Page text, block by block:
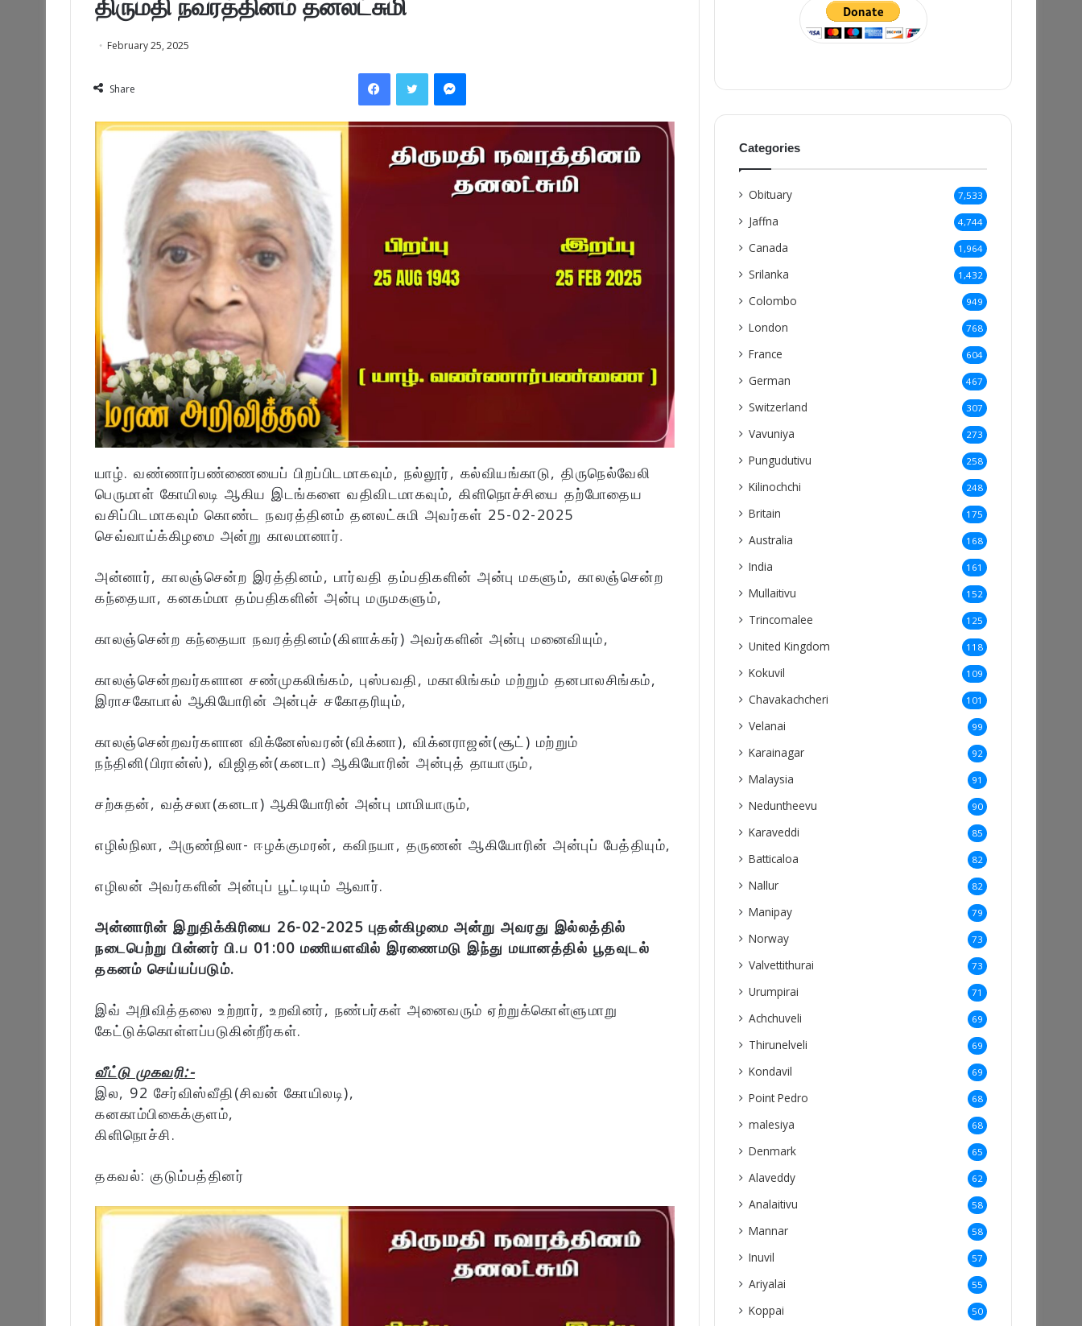
திருமதி நவரத்தினம் தனலட்சுமி
February 25, 2025
Share
FacebookTwitter Messenger
யாழ். வண்ணார்பண்ணையைப் பிறப்பிடமாகவும், நல்லூர், கல்வியங்காடு, திருநெல்வேலி
பெருமாள் கோயிலடி ஆகிய இடங்களை வதிவிடமாகவும், கிளிநொச்சியை தற்போதைய
வசிப்பிடமாகவும் கொண்ட நவரத்தினம் தனலட்சுமி அவர்கள் 25-02-2025
செவ்வாய்க்கிழமை அன்று காலமானார்.
அன்னார், காலஞ்சென்ற இரத்தினம், பார்வதி தம்பதிகளின் அன்பு மகளும், காலஞ்சென்ற
கந்தையா, கனகம்மா தம்பதிகளின் அன்பு மருமகளும்,
காலஞ்சென்ற கந்தையா நவரத்தினம்(கிளாக்கர்) அவர்களின் அன்பு மனைவியும்,
காலஞ்சென்றவர்களான சண்முகலிங்கம், புஸ்பவதி, மகாலிங்கம் மற்றும் தனபாலசிங்கம்,
இராசகோபால் ஆகியோரின் அன்புச் சகோதரியும்,
காலஞ்சென்றவர்களான விக்னேஸ்வரன்(விக்னா), விக்னராஜன்(சூட்) மற்றும்
நந்தினி(பிரான்ஸ்), விஜிதன்(கனடா) ஆகியோரின் அன்புத் தாயாரும்,
சற்சுதன், வத்சலா(கனடா) ஆகியோரின் அன்பு மாமியாரும்,
எழில்நிலா, அருண்நிலா- ஈழக்குமரன், கவிநயா, தருணன் ஆகியோரின் அன்புப் பேத்தியும்,
எழிலன் அவர்களின் அன்புப் பூட்டியும் ஆவார்.
அன்னாரின் இறுதிக்கிரியை 26-02-2025 புதன்கிழமை அன்று அவரது இல்லத்தில்
நடைபெற்று பின்னர் பி.ப 01:00 மணியளவில் இரணைமடு இந்து மயானத்தில் பூதவுடல்
தகனம் செய்யப்படும்.
இவ் அறிவித்தலை உற்றார், உறவினர், நண்பர்கள் அனைவரும் ஏற்றுக்கொள்ளுமாறு
கேட்டுக்கொள்ளப்படுகின்றீர்கள்.
வீட்டு முகவரி:-
இல, 92 சேர்விஸ்வீதி(சிவன் கோயிலடி),
கனகாம்பிகைக்குளம்,
கிளிநொச்சி.
தகவல்: குடும்பத்தினர்
Categories
Obituary 7,533
Jaffna 4,744
Canada 1,964
Srilanka 1,432
Colombo 949
London 768
France 604
German 467
Switzerland 307
Vavuniya 273
Pungudutivu 258
Kilinochchi 248
Britain 175
Australia 168
India 161
Mullaitivu 152
Trincomalee 125
United Kingdom 118
Kokuvil 109
Chavakachcheri 101
Velanai 99
Karainagar 92
Malaysia 91
Neduntheevu 90
Karaveddi 85
Batticaloa 82
Nallur 82
Manipay 79
Norway 73
Valvettithurai 73
Urumpirai 71
Achchuveli 69
Thirunelveli 69
Kondavil 69
Point Pedro 68
malesiya 68
Denmark 65
Alaveddy 62
Analaitivu 58
Mannar 58
Inuvil 57
Ariyalai 55
Koppai 50